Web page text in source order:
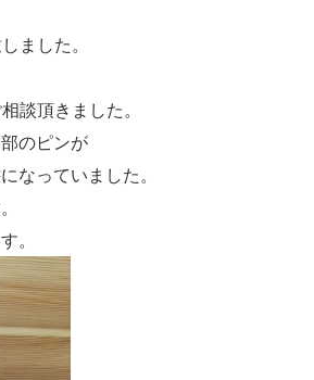
ました。
談頂きました。
のピンが
なっていました。
。